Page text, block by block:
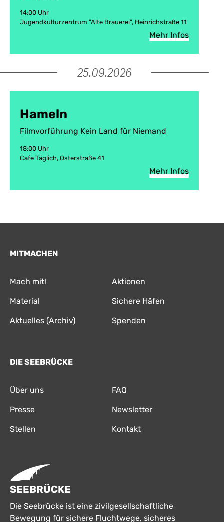
14:00 Uhr
Jugendkulturzentrum "Alte Brauerei", Heinrichstraße 11
Mehr Infos
25.09.2026
Hameln
Filmvorführung Kein Land für Niemand
18:00 Uhr
Cafe Täglich, Osterstraße 41
Mehr Infos
MITMACHEN
Mach mit! Aktionen
Material Sichere Häfen
Aktuelles (Archiv) Spenden
DIE SEEBRÜCKE
Über uns FAQ
Presse Newsletter
Stellen Kontakt
SEEBRÜCKE
Die Seebrücke ist eine zivilgesellschaftliche
Bewegung für sichere Fluchtwege, sicheres